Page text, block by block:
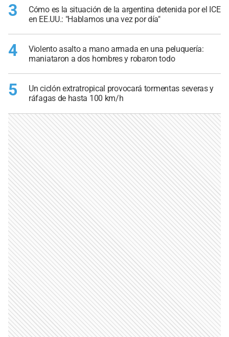
3
Cómo es la situación de la argentina detenida por el ICE
en EE.UU.: "Hablamos una vez por día"
4
Violento asalto a mano armada en una peluquería:
maniataron a dos hombres y robaron todo
5
Un ciclón extratropical provocará tormentas severas y
ráfagas de hasta 100 km/h